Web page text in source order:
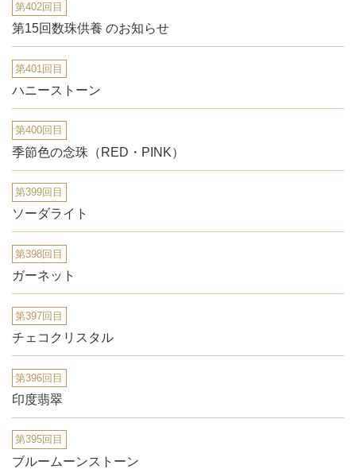
第402回目
第15回数珠供養 のお知らせ
第401回目
ハニーストーン
第400回目
季節色の念珠（RED・PINK）
第399回目
ソーダライト
第398回目
ガーネット
第397回目
チェコクリスタル
第396回目
印度翡翠
第395回目
ブルームーンストーン